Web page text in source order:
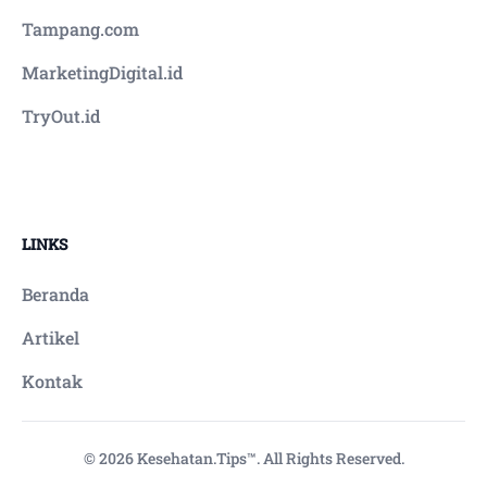
Tampang.com
MarketingDigital.id
TryOut.id
LINKS
Beranda
Artikel
Kontak
© 2026 Kesehatan.Tips™. All Rights Reserved.